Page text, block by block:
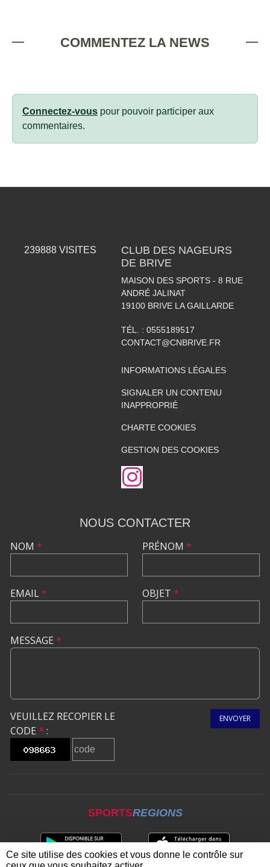
COMMENTEZ LA NEWS
Connectez-vous pour pouvoir participer aux
commentaires.
239888 VISITES
CLUB DES NAGEURS
DE BRIVE
MAISON DES SPORTS - 8 RUE
ANDRÉ JALINAT
19100 BRIVE LA GAILLARDE
TÉL. : 0555189517
CONTACT@CNBRIVE.FR
INFORMATIONS LÉGALES
SIGNALER UN CONTENU
INAPPROPRIÉ
CHARTE COOKIES
GESTION DES COOKIES
NOUS CONTACTER
NOM *
EMAIL*
PRÉNOM *
OBJET *
MESSAGE *
VEUILLEZ RECOPIER LE
CODE * :
ENVOYER
SPORTSREGIONS
Ce site utilise des cookies et vous donne le contrôle sur